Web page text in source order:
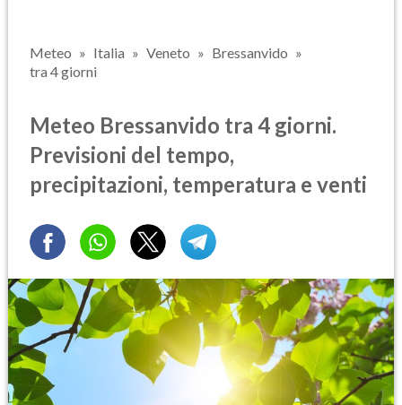
Meteo Italia Veneto
Bressanvido
tra 4 giorni
Meteo Bressanvido tra 4 giorni.
Previsioni del tempo,
precipitazioni, temperatura e venti